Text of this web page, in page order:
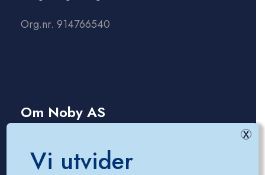
Org.nr. 914766540
Om Noby AS
Gå til nettbutikk
Vi utvider
X